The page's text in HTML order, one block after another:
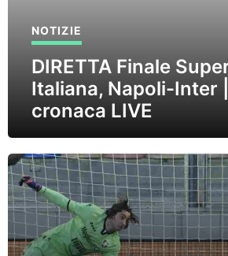
NOTIZIE
DIRETTA Finale
Italiana, Napoli-Inter
cronaca LIVE